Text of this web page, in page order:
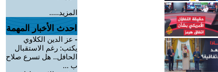
المزيد.....
احدث الأخبار المهمة
- عز الدين الكلاوي
يكتب: رغم الاستقبال
الحافل.. هل تسرع صلاح
ب ...